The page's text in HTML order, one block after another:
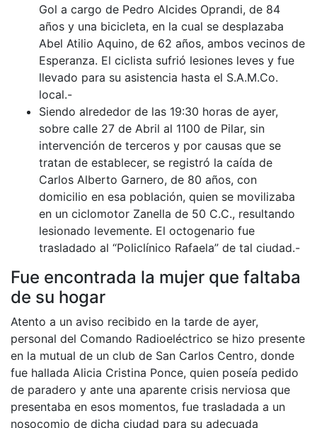
Gol a cargo de Pedro Alcides Oprandi, de 84
años y una bicicleta, en la cual se desplazaba
Abel Atilio Aquino, de 62 años, ambos vecinos de
Esperanza. El ciclista sufrió lesiones leves y fue
llevado para su asistencia hasta el S.A.M.Co.
local.-
Siendo alrededor de las 19:30 horas de ayer,
sobre calle 27 de Abril al 1100 de Pilar, sin
intervención de terceros y por causas que se
tratan de establecer, se registró la caída de
Carlos Alberto Garnero, de 80 años, con
domicilio en esa población, quien se movilizaba
en un ciclomotor Zanella de 50 C.C., resultando
lesionado levemente. El octogenario fue
trasladado al “Policlínico Rafaela” de tal ciudad.-
Fue encontrada la mujer que faltaba
de su hogar
Atento a un aviso recibido en la tarde de ayer,
personal del Comando Radioeléctrico se hizo presente
en la mutual de un club de San Carlos Centro, donde
fue hallada Alicia Cristina Ponce, quien poseía pedido
de paradero y ante una aparente crisis nerviosa que
presentaba en esos momentos, fue trasladada a un
nosocomio de dicha ciudad para su adecuada